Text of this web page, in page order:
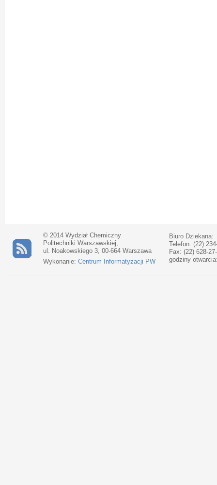
© 2014 Wydział Chemiczny
Politechniki Warszawskiej,
ul. Noakowskiego 3, 00-664 Warszawa
Wykonanie: Centrum Informatyzacji PW
Biuro Dziekana:
Telefon: (22)
Fax: (22) 628-
godziny